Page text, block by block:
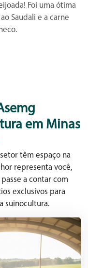
Foi uma ótima
Saudali e a carne
em Minas
têm espaço na
representa você,
a contar com
exclusivos para
suinocultura.